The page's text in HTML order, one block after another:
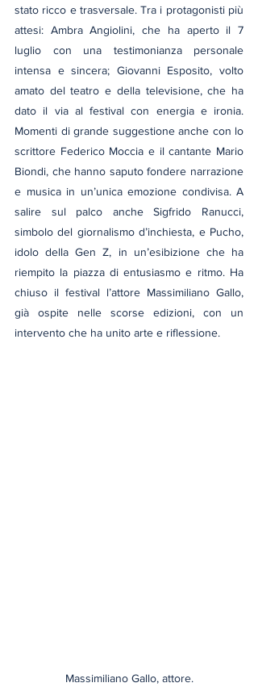
stato ricco e trasversale. Tra i protagonisti più
attesi: Ambra Angiolini, che ha aperto il 7
luglio con una testimonianza personale
intensa e sincera; Giovanni Esposito, volto
amato del teatro e della televisione, che ha
dato il via al festival con energia e ironia.
Momenti di grande suggestione anche con lo
scrittore Federico Moccia e il cantante Mario
Biondi, che hanno saputo fondere narrazione
e musica in un’unica emozione condivisa. A
salire sul palco anche Sigfrido Ranucci,
simbolo del giornalismo d’inchiesta, e Pucho,
idolo della Gen Z, in un’esibizione che ha
riempito la piazza di entusiasmo e ritmo. Ha
chiuso il festival l’attore Massimiliano Gallo,
già ospite nelle scorse edizioni, con un
intervento che ha unito arte e riflessione.
Massimiliano Gallo, attore.